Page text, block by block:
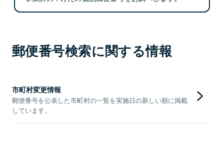
郵便番号検索に関する情報
市町村変更情報
郵便番号を公表した市町村の一覧を実施日の新しい順に掲載
しています。